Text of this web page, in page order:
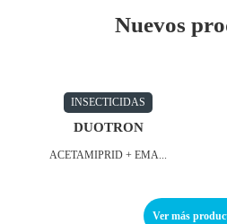
Nuevos
INSECTICIDAS
DUOTRON
ACETAMIPRID + EMA...
Ver más